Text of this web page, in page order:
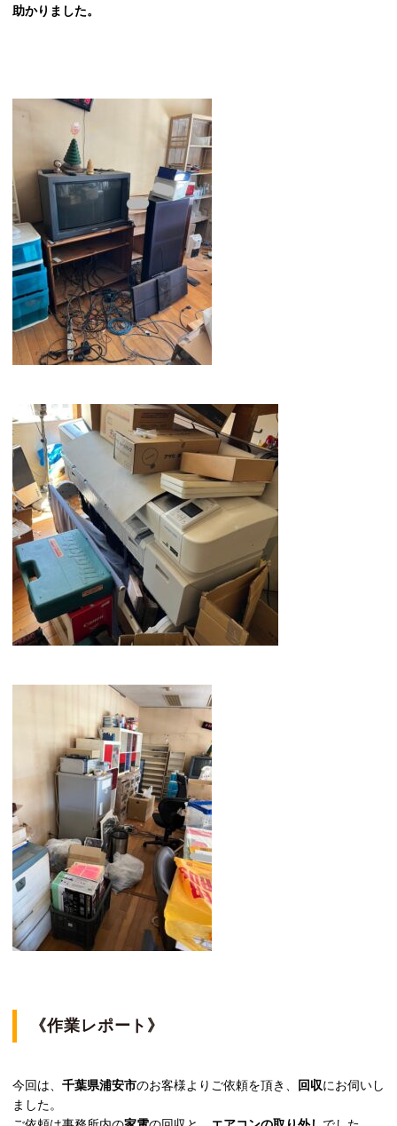
助かりました。
《作業レポート》
今回は、 千葉県浦安市のお客様よりご依頼を頂き、 回収にお伺いし
ました。